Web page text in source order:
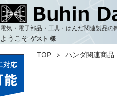
電気・電子部品・工具・はんだ関連製品の
ようこそ ゲスト 様
TOP ハンダ関連商品